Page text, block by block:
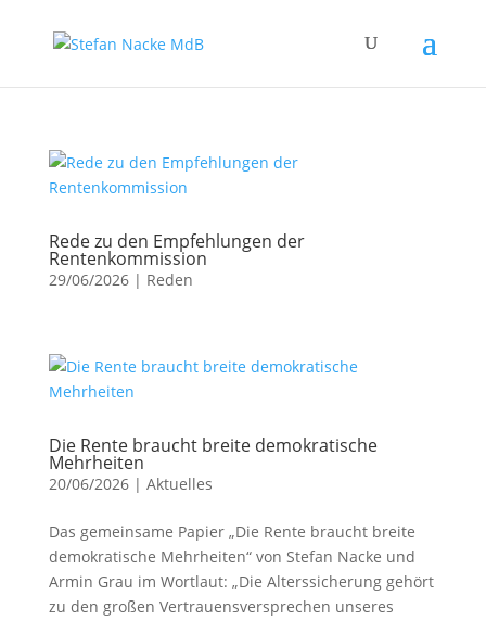
Rede zu den Empfehlungen der
Rentenkommission
29/06/2026| Reden
Die Rente braucht breite demokratische
Mehrheiten
20/06/2026| Aktuelles
Das gemeinsame Papier „Die Rente braucht breite
demokratische Mehrheiten“ von Stefan Nacke und
Armin Grau im Wortlaut: „Die Alterssicherung gehört
zu den großen Vertrauensversprechen unseres